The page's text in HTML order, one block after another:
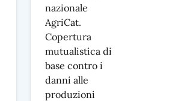
nazionale
AgriCat.
Copertura
mutualistica di
base contro i
danni alle
produzioni